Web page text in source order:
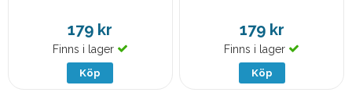
179 kr
Finns i lager
Köp
179 kr
Finns i lager
Köp